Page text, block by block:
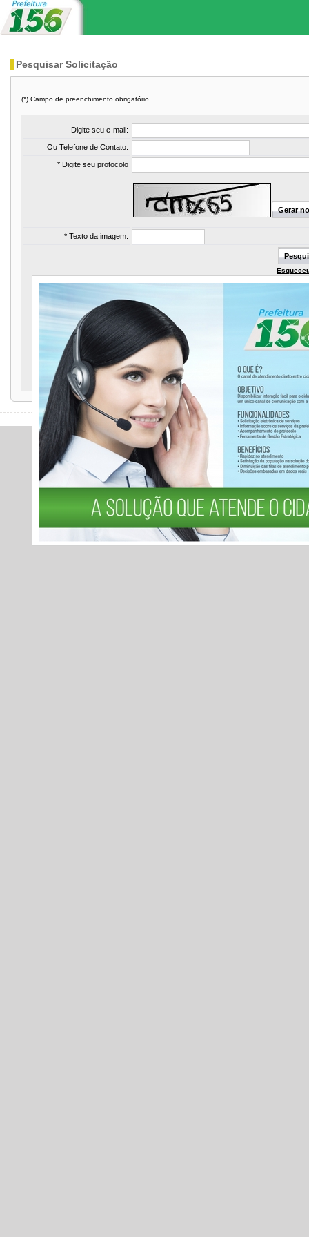
Pesquisar Solicitação
(*) Campo de preenchimento obrigatório.
Digite seu e-mail:
Ou Telefone de Contato:
* Digite seu protocolo
* Texto da imagem: